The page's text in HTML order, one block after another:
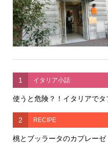
1 イタリア小話
使うと危険？！イタリアでタ
2 RECIPE
桃とブッラータのカプレーゼ